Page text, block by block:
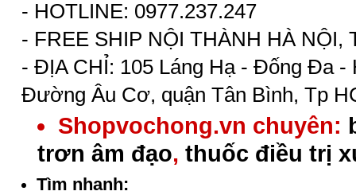
- HOTLINE: 0977.237.247
- FREE SHIP NỘI THÀNH HÀ NỘI,
- ĐỊA CHỈ: 105 Láng Hạ - Đống Đa -
Đường Âu Cơ, quận Tân Bình, Tp
Shopvochong.vn chuyên:
trơn âm đạo, thuốc điều trị
Tìm nhanh: